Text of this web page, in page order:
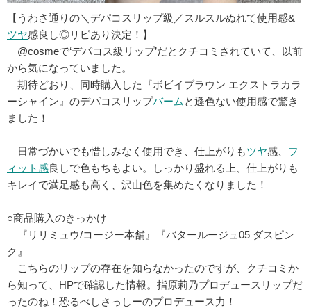
【うわさ通りの＼デパコスリップ級／スルスルぬれて使用感&
ツヤ感良し◎リピあり決定！】
@cosmeで‘デパコス級リップ’だとクチコミされていて、以前
から気になっていました。
期待どおり、同時購入した『ボビイブラウン エクストラカラ
ーシャイン』のデパコスリップバーム と遜色ない使用感で驚き
ました！
日常づかいでも惜しみなく使用でき、仕上がりもツヤ感、 フ
ィット感良しで色もちもよい。しっかり盛れる上、仕上がりも
キレイで満足感も高く、沢山色を集めたくなりました！
○商品購入のきっかけ
『リリミュウ/コージー本舗』『バタールージュ05 ダスピン
ク』
こちらのリップの存在を知らなかったのですが、クチコミか
ら知って、HPで確認した情報。指原莉乃プロデュースリップだ
ったのね！恐るべしさっしーのプロデュース力！